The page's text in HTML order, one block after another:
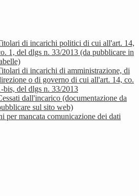
di incarichi politici di cui all'art. 14,
1, del dlgs n. 33/2013 (da pubblicare in
di incarichi di amministrazione, di
o di governo di cui all'art. 14, co.
bis, del dlgs n. 33/2013
dall'incarico (documentazione da
sul sito web)
per mancata comunicazione dei dati